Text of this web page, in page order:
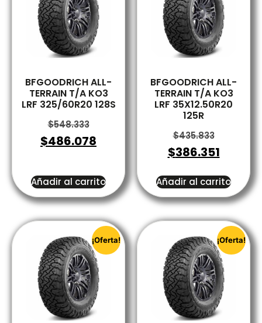
BFGOODRICH ALL-
TERRAIN T/A KO3
LRF 325/60R20 128S
$548.333
$486.078
Añadir al carrito
BFGOODRICH ALL-
TERRAIN T/A KO3
LRF 35X12.50R20
125R
$435.833
$386.351
Añadir al carrito
¡Oferta! ¡Oferta!